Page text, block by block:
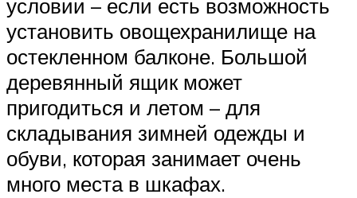
условии – если есть возможность
установить овощехранилище на
остекленном балконе. Большой
деревянный ящик может
пригодиться и летом – для
складывания зимней одежды и
обуви, которая занимает очень
много места в шкафах.